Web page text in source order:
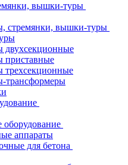
вышки-туры
стремянки, вышки-туры
двухсекционные
приставные
трехсекционные
трансформеры
оборудование
аппараты
для бетона